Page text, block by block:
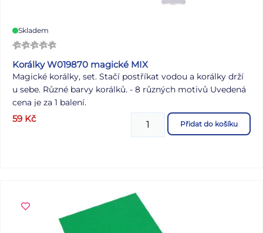
Skladem
Korálky W019870 magické MIX
Magické korálky, set. Stačí postříkat vodou a korálky drží
u sebe. Různé barvy korálků. - 8 různých motivů Uvedená
cena je za 1 balení.
59 Kč Přidat do košíku